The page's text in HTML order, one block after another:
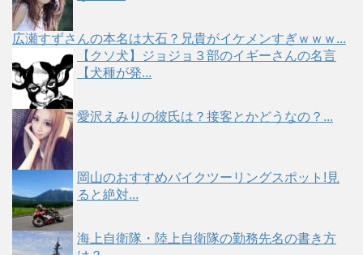
広瀬すずさんの本名は大石？兄貴がイケメンすぎｗｗｗ...
【クソ犬】ジョジョ３部のイギーさんの名言
【犬種が発...
愛沢えみりの彼氏は？接客とかどうなの？...
岡山のおすすめバイクツーリングスポット!見
ると絶対...
海上自衛隊・陸上自衛隊の勤務先名の書き方